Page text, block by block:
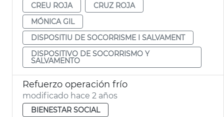
CREU ROJA
CRUZ ROJA
MÓNICA GIL
DISPOSITIU DE SOCORRISME I SALVAMENT
DISPOSITIVO DE SOCORRISMO Y
SALVAMENTO
Refuerzo operación frío
modificado hace 2 años
BIENESTAR SOCIAL